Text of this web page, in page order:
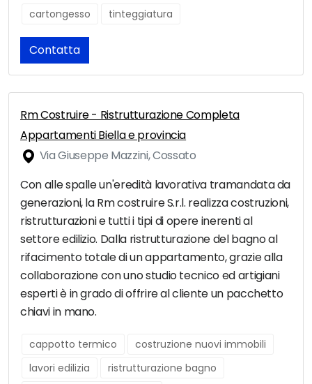
cartongesso tinteggiatura
Contatta
Rm Costruire - Ristrutturazione Completa
Appartamenti Biella e provincia
Via Giuseppe Mazzini, Cossato
Con alle spalle un'eredità lavorativa tramandata da
generazioni, la Rm costruire S.r.l. realizza costruzioni,
ristrutturazioni e tutti i tipi di opere inerenti al
settore edilizio. Dalla ristrutturazione del bagno al
rifacimento totale di un appartamento, grazie alla
collaborazione con uno studio tecnico ed artigiani
esperti è in grado di offrire al cliente un pacchetto
chiavi in mano.
cappotto termico
costruzione nuovi immobili
lavori edilizia
ristrutturazione bagno